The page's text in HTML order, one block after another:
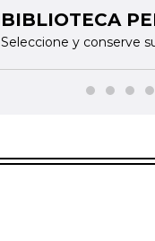
BIBLIOTECA
Seleccione y conserve